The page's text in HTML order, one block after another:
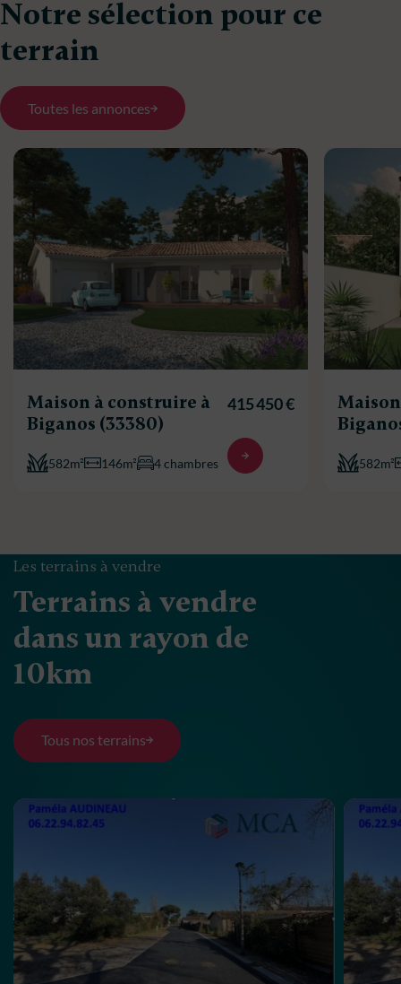
Notre sélection pour ce
terrain
Toutes les annonces
Maison à construire à
Biganos (33380)
582m² 146m² 4 chambres
415 450 €
582m²
Les terrains à vendre
Terrains à vendre
dans un rayon de
10km
Tous nos terrains